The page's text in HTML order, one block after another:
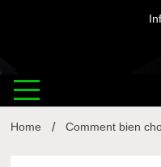
Home Comment bien